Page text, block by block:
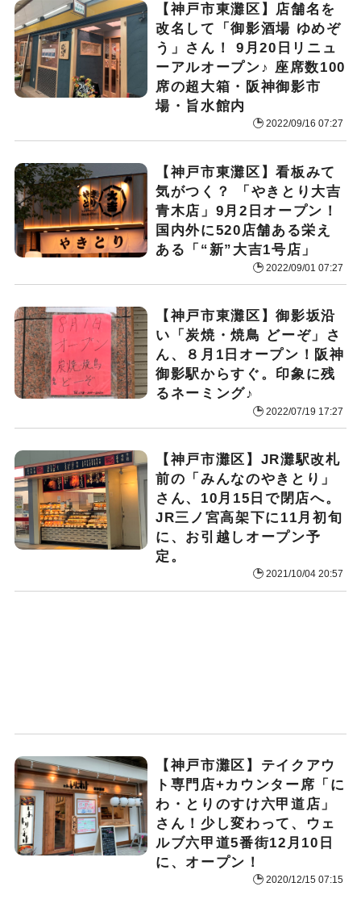
【神戸市東灘区】店舗名を
改名して「御影酒場 ゆめぞ
う」さん！ 9月20日リニュ
ーアルオープン♪ 座席数100
席の超大箱・阪神御影市
場・旨水館内
2022/09/16 07:27
【神戸市東灘区】看板みて
気がつく？ 「やきとり大吉
青木店」9月2日オープン！
国内外に520店舗ある栄え
ある「“新”大吉1号店」
2022/09/01 07:27
【神戸市東灘区】御影坂沿
い「炭焼・焼鳥 どーぞ」さ
ん、８月1日オープン！阪神
御影駅からすぐ。印象に残
るネーミング♪
2022/07/19 17:27
【神戸市灘区】JR灘駅改札
前の「みんなのやきとり」
さん、10月15日で閉店へ。
JR三ノ宮高架下に11月初旬
に、お引越しオープン予
定。
2021/10/04 20:57
【神戸市灘区】テイクアウ
ト専門店+カウンター席「に
わ・とりのすけ六甲道店」
さん！少し変わって、ウェ
ルブ六甲道5番街12月10日
に、オープン！
2020/12/15 07:15